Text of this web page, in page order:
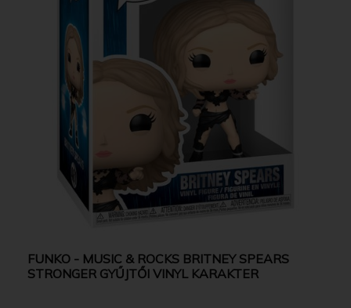
FUNKO - MUSIC & ROCKS BRITNEY SPEARS
STRONGER GYŰJTŐI VINYL KARAKTER